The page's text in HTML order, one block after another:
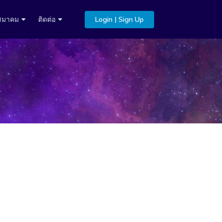
มาคม ติดต่อ Login | Sign Up